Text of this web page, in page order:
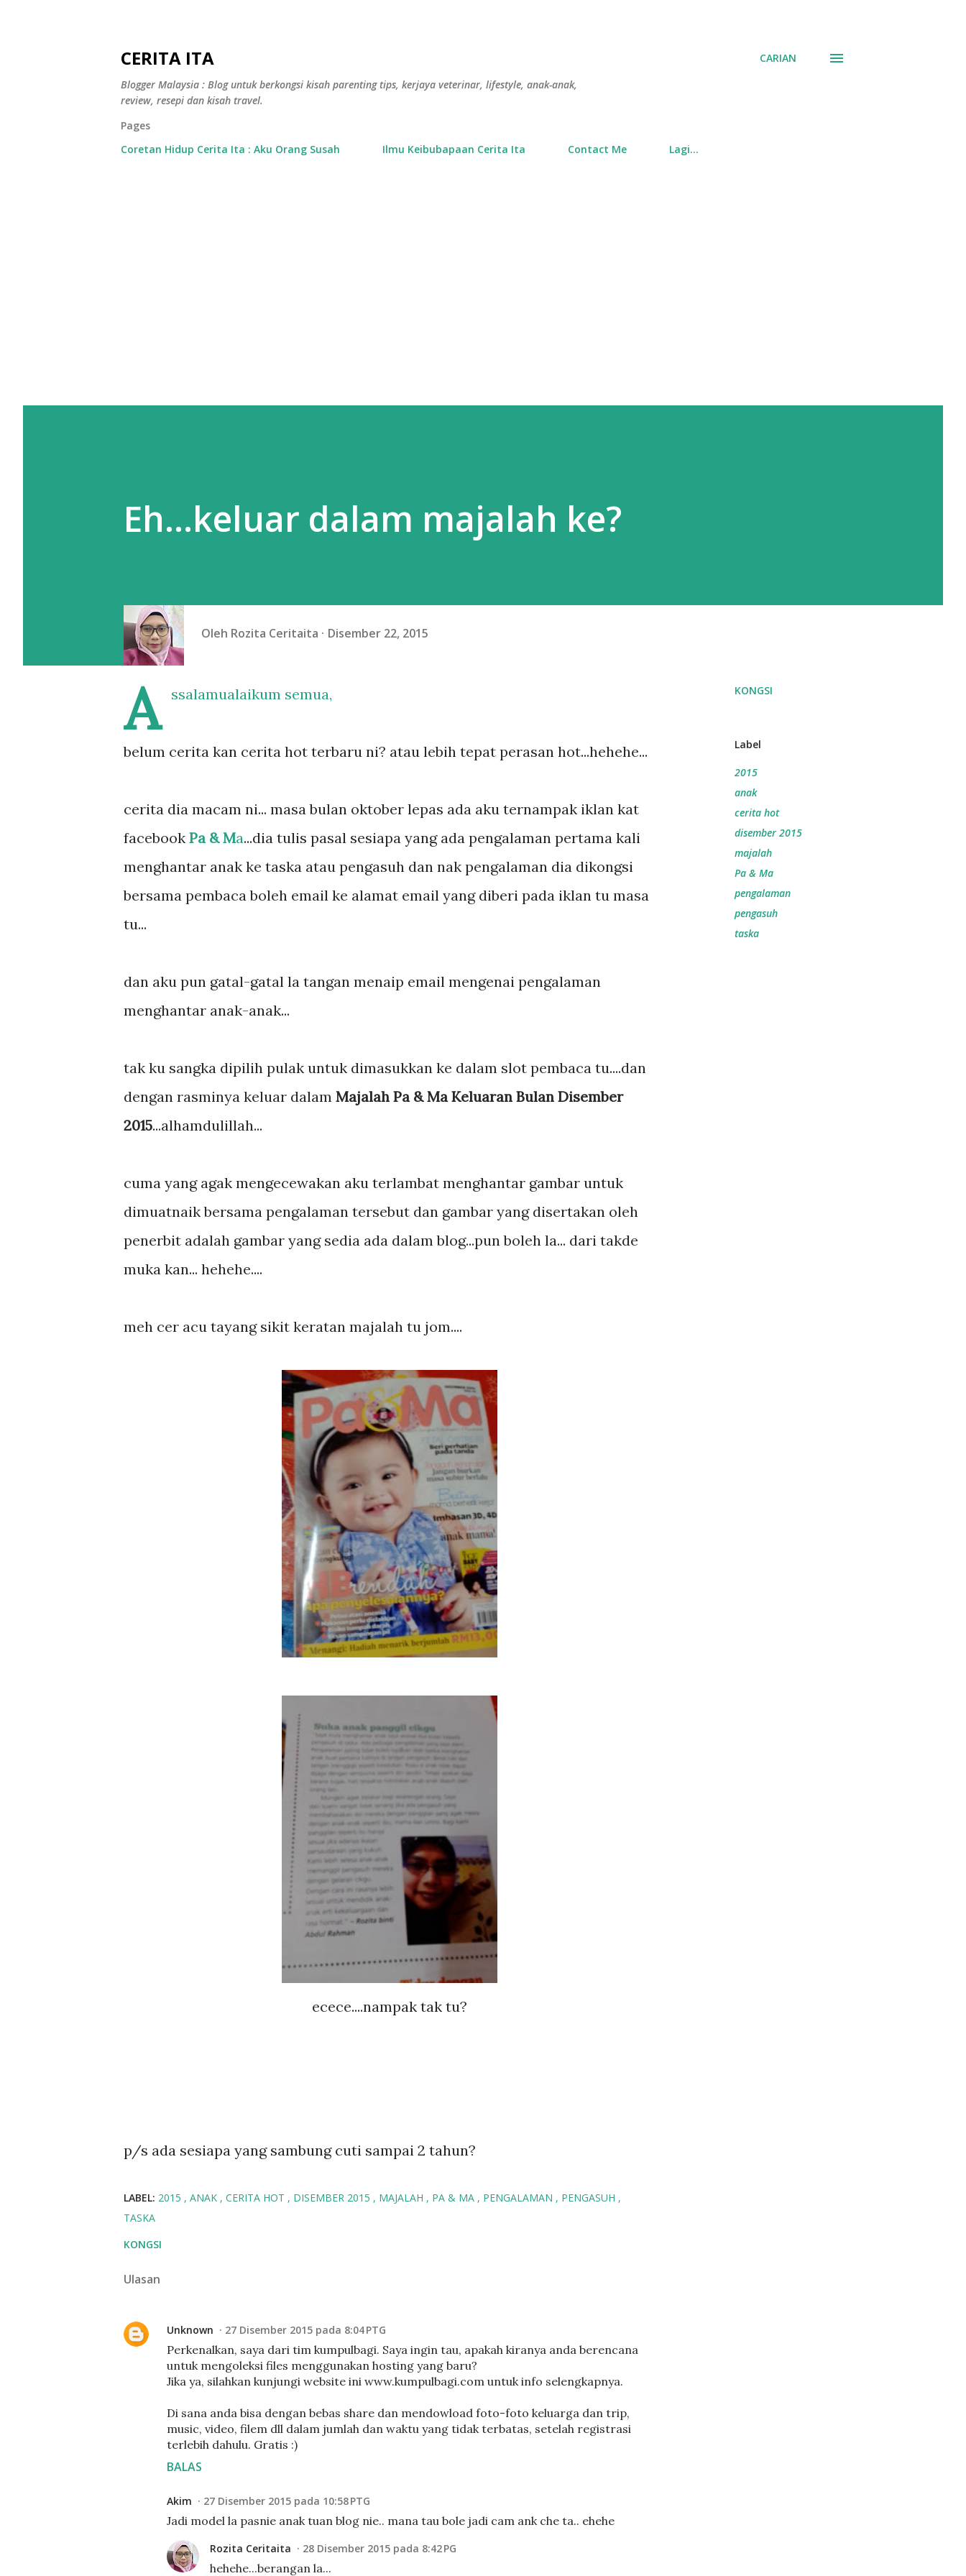
CERITA ITA
Blogger Malaysia : Blog untuk berkongsi kisah parenting tips, kerjaya veterinar, lifestyle, anak-anak,
review, resepi dan kisah travel.
CARIAN
Pages
Coretan Hidup Cerita Ita : Aku Orang Susah
Ilmu Keibubapaan Cerita Ita Contact Me Lagi…
Eh...keluar dalam majalah ke?
Oleh Rozita Ceritaita Disember 22, 2015
A ssalamualaikum semua,
belum cerita kan cerita hot terbaru ni? atau lebih tepat perasan hot...hehehe...
cerita dia macam ni... masa bulan oktober lepas ada aku ternampak iklan kat
facebook Pa & Ma...dia tulis pasal sesiapa yang ada pengalaman pertama kali
menghantar anak ke taska atau pengasuh dan nak pengalaman dia dikongsi
bersama pembaca boleh email ke alamat email yang diberi pada iklan tu masa
tu...
dan aku pun gatal-gatal la tangan menaip email mengenai pengalaman
menghantar anak-anak...
tak ku sangka dipilih pulak untuk dimasukkan ke dalam slot pembaca tu....dan
dengan rasminya keluar dalam Majalah Pa & Ma Keluaran Bulan Disember
2015...alhamdulillah...
cuma yang agak mengecewakan aku terlambat menghantar gambar untuk
dimuatnaik bersama pengalaman tersebut dan gambar yang disertakan oleh
penerbit adalah gambar yang sedia ada dalam blog...pun boleh la... dari takde
muka kan... hehehe....
meh cer acu tayang sikit keratan majalah tu jom....
ecece....nampak tak tu?
p/s ada sesiapa yang sambung cuti sampai 2 tahun?
KONGSI
Label
2015
anak
cerita hot
disember 2015
majalah
Pa & Ma
pengalaman
pengasuh
taska
LABEL: 2015 ANAK CERITA HOT DISEMBER 2015 MAJALAH PA & MA PENGALAMAN
PENGASUH
TASKA
KONGSI
Ulasan
Unknown 27 Disember 2015 pada 8:04 PTG
Perkenalkan, saya dari tim kumpulbagi. Saya ingin tau, apakah kiranya anda berencana
untuk mengoleksi files menggunakan hosting yang baru?
Jika ya, silahkan kunjungi website ini www.kumpulbagi.com untuk info selengkapnya.
Di sana anda bisa dengan bebas share dan mendowload foto-foto keluarga dan trip,
music, video, filem dll dalam jumlah dan waktu yang tidak terbatas, setelah registrasi
terlebih dahulu. Gratis :)
BALAS
Akim 27 Disember 2015 pada 10:58 PTG
Jadi model la pasnie anak tuan blog nie.. mana tau bole jadi cam ank che ta.. ehehe
Rozita Ceritaita 28 Disember 2015 pada 8:42 PG
hehehe...berangan la...